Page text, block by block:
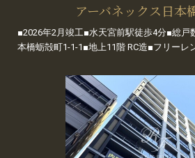
アーバネックス日本
■2026年2月竣工■水天宮前駅徒歩4分■総戸
本橋蛎殻町1-1-1■地上11階 RC造■フリーレ